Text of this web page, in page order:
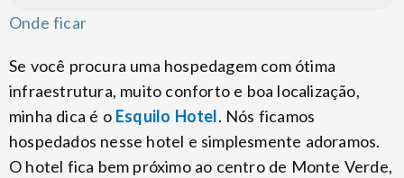
Onde ficar
Se você procura uma hospedagem com ótima
infraestrutura, muito conforto e boa localização,
minha dica é o Esquilo Hotel. Nós ficamos
hospedados nesse hotel e simplesmente adoramos.
O hotel fica bem próximo ao centro de Monte Verde,